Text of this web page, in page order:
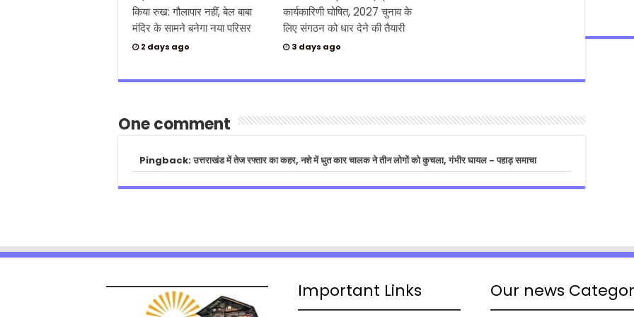
किया रुख: गौलापार नहीं, बेल बाबा
मंदिर के सामने बनेगा नया परिसर
2 days ago
कार्यकारिणी घोषित, 2027 चुनाव के
लिए संगठन को धार देने की तैयारी
3 days ago
One comment
Pingback:उत्तराखंड में तेज रफ्तार का कहर, नशे में धुत कार चालक ने तीन लोगों को कुचला, गंभीर घायल - पहाड़ समाचा
Important Links Our news